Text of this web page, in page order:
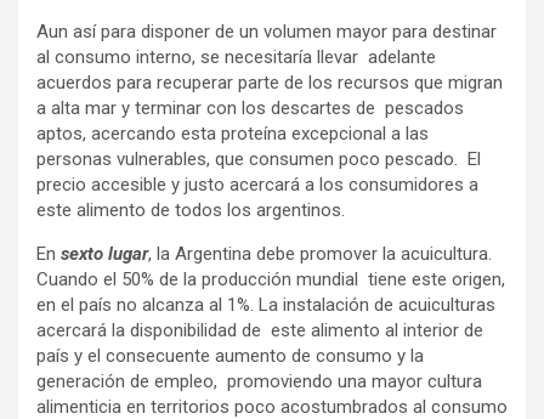
Aun así para disponer de un volumen mayor para destinar
al consumo interno, se necesitaría llevar adelante
acuerdos para recuperar parte de los recursos que migran
a alta mar y terminar con los descartes de pescados
aptos, acercando esta proteína excepcional a las
personas vulnerables, que consumen poco pescado. El
precio accesible y justo acercará a los consumidores a
este alimento de todos los argentinos.
En sexto lugar, la Argentina debe promover la acuicultura.
Cuando el 50% de la producción mundial tiene este origen,
en el país no alcanza al 1%. La instalación de acuiculturas
acercará la disponibilidad de este alimento al interior de
país y el consecuente aumento de consumo y la
generación de empleo, promoviendo una mayor cultura
alimenticia en territorios poco acostumbrados al consumo